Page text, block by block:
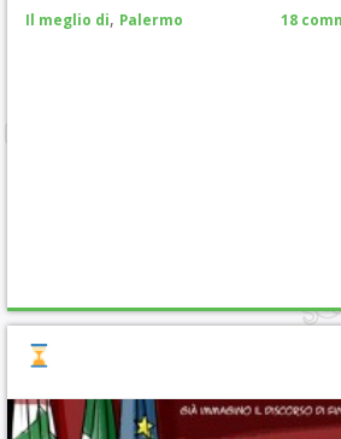
Il meglio di, Palermo 18